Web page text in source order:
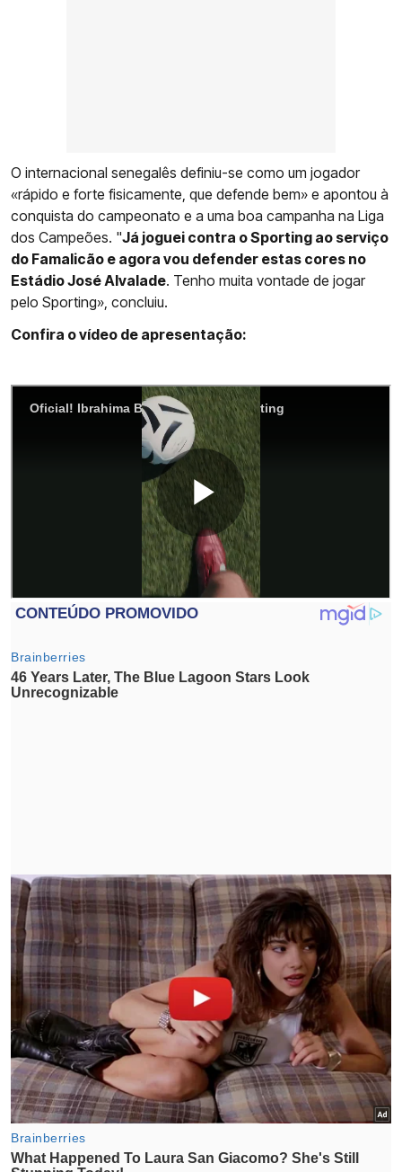
O internacional senegalês definiu-se como um jogador
«rápido e forte fisicamente, que defende bem» e apontou à
conquista do campeonato e a uma boa campanha na Liga
dos Campeões. "Já joguei contra o Sporting ao serviço
do Famalicão e agora vou defender estas cores no
Estádio José Alvalade. Tenho muita vontade de jogar
pelo Sporting», concluiu.
Confira o vídeo de apresentação: